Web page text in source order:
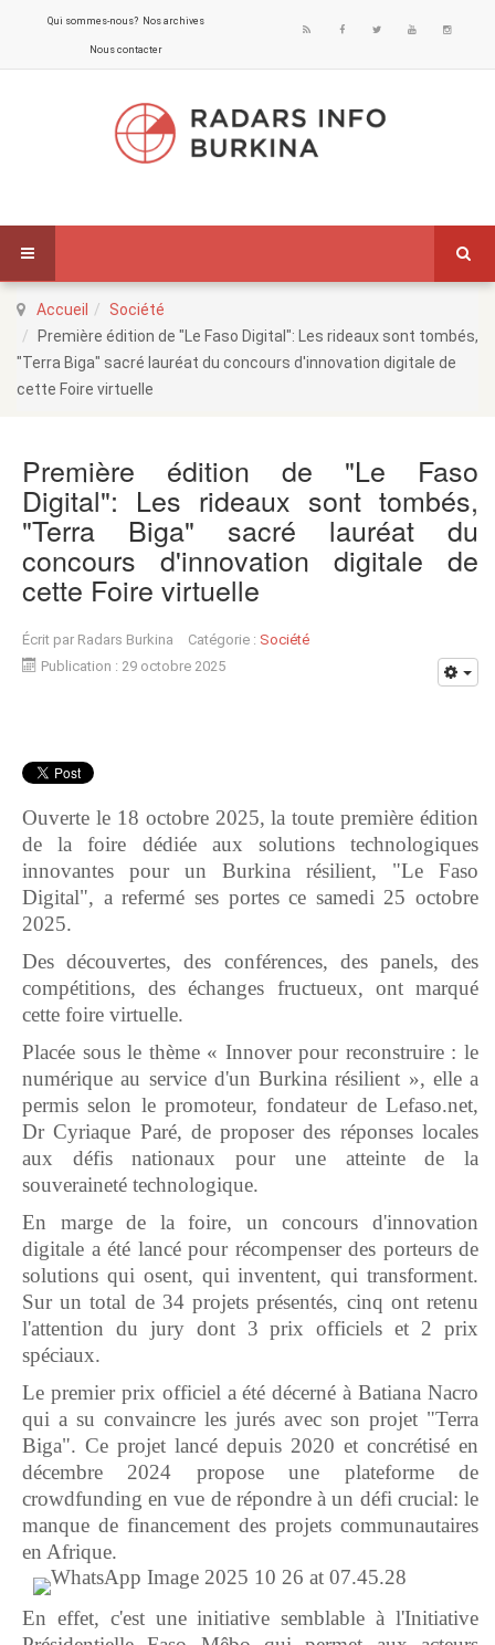
Qui sommes-nous? Nos archives
Nous contacter
Accueil
Société
Première édition de "Le Faso Digital": Les rideaux sont tombés,
"Terra Biga" sacré lauréat du concours d'innovation digitale de
cette Foire virtuelle
Première édition de "Le Faso
Digital": Les rideaux sont tombés,
"Terra Biga" sacré lauréat du
concours d'innovation digitale de
cette Foire virtuelle
Écrit par Radars Burkina Catégorie : Société
Publication : 29 octobre 2025
Ouverte le 18 octobre 2025, la toute première édition
de la foire dédiée aux solutions technologiques
innovantes pour un Burkina résilient, "Le Faso
Digital", a refermé ses portes ce samedi 25 octobre
2025.
Des découvertes, des conférences, des panels, des
compétitions, des échanges fructueux, ont marqué
cette foire virtuelle.
Placée sous le thème « Innover pour reconstruire : le
numérique au service d'un Burkina résilient », elle a
permis selon le promoteur, fondateur de Lefaso.net,
Dr Cyriaque Paré, de proposer des réponses locales
aux défis nationaux pour une atteinte de la
souveraineté technologique.
En marge de la foire, un concours d'innovation
digitale a été lancé pour récompenser des porteurs de
solutions qui osent, qui inventent, qui transforment.
Sur un total de 34 projets présentés, cinq ont retenu
l'attention du jury dont 3 prix officiels et 2 prix
spéciaux.
Le premier prix officiel a été décerné à Batiana Nacro
qui a su convaincre les jurés avec son projet "Terra
Biga". Ce projet lancé depuis 2020 et concrétisé en
décembre 2024 propose une plateforme de
crowdfunding en vue de répondre à un défi crucial: le
manque de financement des projets communautaires
en Afrique.
En effet, c'est une initiative semblable à l'Initiative